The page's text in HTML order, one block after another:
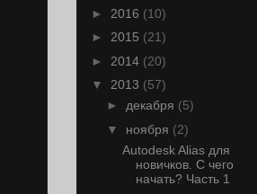
► 2016 (10)
► 2015 (21)
► 2014 (20)
▼ 2013 (57)
► декабря (5)
▼ ноября (2)
Autodesk Alias для
новичков. С чего
начать? Часть 1